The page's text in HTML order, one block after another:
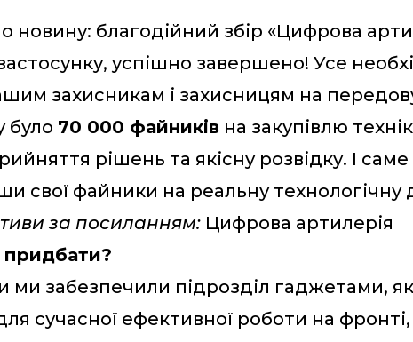
новину: благодійний збір «Цифрова
успішно завершено! Усе
захисникам і захисницям на
було 70 000 файників на закупівлю
рішень та якісну розвідку. І
свої файники на реальну технологічну
за посиланням: Цифрова артилерія
ми забезпечили підрозділ гаджетами,
сучасної ефективної роботи на